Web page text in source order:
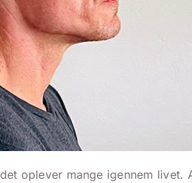
oplever mange igennem livet.